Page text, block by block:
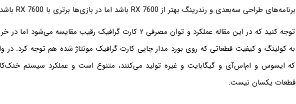
برنامه‌های طراحی سه‌بعدی و رندرینگ بهتر از RX 7600 باشد اما در بازی‌ها برتری با RX 7600 باشد.
توجه کنید که در این مقاله عملکرد و توان مصرفی ۲ کارت گرافیک رقیب مقایسه
به کولینگ و کیفیت قطعاتی که روی بورد مدار چاپی کارت گرافیک مونتاژ شده هم توجه کرد. در
که ایسوس و ام‌اس‌آی و گیگابایت و غیره تولید می‌کنند، متنوع است و عملکرد سیستم
قطعات یکسان نیست.